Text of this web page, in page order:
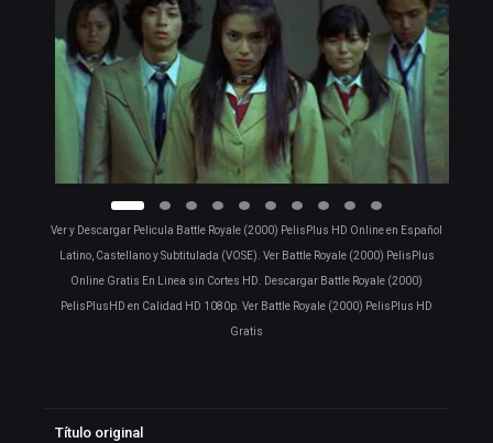
Ver y Descargar Pelicula Battle Royale (2000) PelisPlus HD Online en Español
Latino, Castellano y Subtitulada (VOSE). Ver Battle Royale (2000) PelisPlus
Online Gratis En Linea sin Cortes HD. Descargar Battle Royale (2000)
PelisPlusHD en Calidad HD 1080p. Ver Battle Royale (2000) PelisPlus HD
Gratis
Título original